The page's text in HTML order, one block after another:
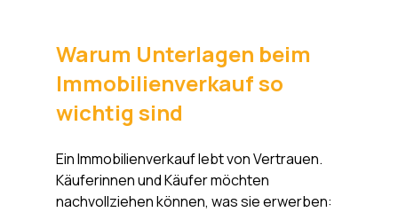
Warum Unterlagen beim
Immobilienverkauf so
wichtig sind
Ein Immobilienverkauf lebt von Vertrauen.
Käuferinnen und Käufer möchten
nachvollziehen können, was sie erwerben: